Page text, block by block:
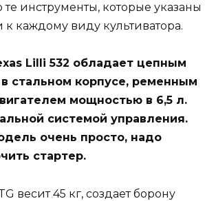
инструменты, которые указаны
к каждому виду культиватора.
Lilli 532 обладает цепным
стальном корпусе, ременным
мощностью в 6,5 л.
системой управления.
очень просто, надо
стартер.
весит 45 кг, создает борону